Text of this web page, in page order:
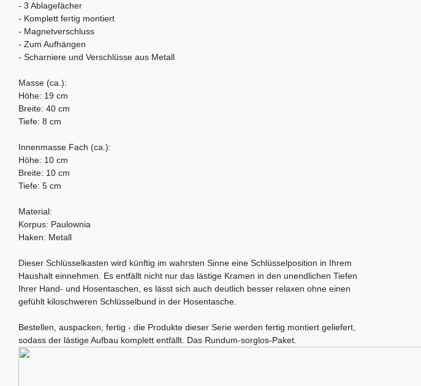
- 3 Ablagefächer
- Komplett fertig montiert
- Magnetverschluss
- Zum Aufhängen
- Scharniere und Verschlüsse aus Metall
Masse (ca.):
Höhe: 19 cm
Breite: 40 cm
Tiefe: 8 cm
Innenmasse Fach (ca.):
Höhe: 10 cm
Breite: 10 cm
Tiefe: 5 cm
Material:
Korpus: Paulownia
Haken: Metall
Dieser Schlüsselkasten wird künftig im wahrsten Sinne eine Schlüsselposition in Ihrem
Haushalt einnehmen. Es entfällt nicht nur das lästige Kramen in den unendlichen Tiefen
Ihrer Hand- und Hosentaschen, es lässt sich auch deutlich besser relaxen ohne einen
gefühlt kiloschweren Schlüsselbund in der Hosentasche.
Bestellen, auspacken, fertig - die Produkte dieser Serie werden fertig montiert geliefert,
sodass der lästige Aufbau komplett entfällt. Das Rundum-sorglos-Paket.